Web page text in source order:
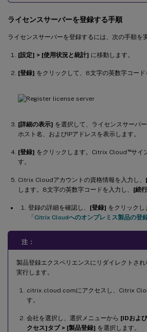
ライセンスサーバーを登録する手順
ライセンスサーバーを登録するには、次の手順を
[設定] > [使用状況と統計] に移動します。
[登録] をクリックして、8文字の英数字コード
[詳細の表示] を選択して、ライセンスサーバ
ホスト名、およびIPアドレスを表示します。
[登録] をクリックします。Citrix Cloud ™サイ
す。
Citrix Cloudアカウントの資格情報を入力し、
します。8文字の英数字コードを入力し、 [続
登録の詳細を確認し、 [登録] をクリックし
「Citrix Cloudへのオンプレミス製品の登
注：
製品登録エクスペリエンスにリダイレクトさ
実行します。
citrix.cloud.comにアクセスし、Citrix
す。
会社を選択し、選択メニューから [IDおよ
クセス]タブ > [製品登録] を選択します。